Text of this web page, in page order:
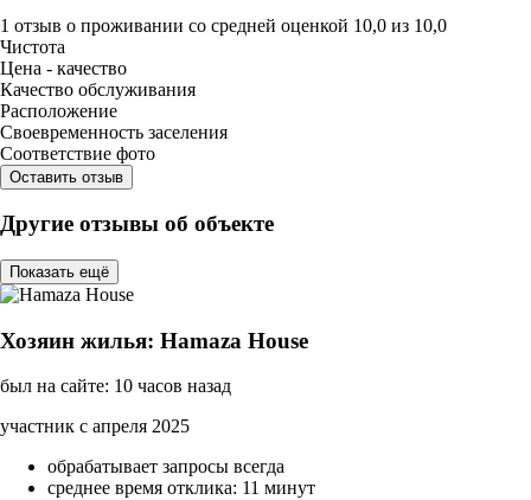
1 отзыв о проживании со средней оценкой 10,0 из 10,0
Чистота
Цена - качество
Качество обслуживания
Расположение
Своевременность заселения
Соответствие фото
Оставить отзыв
Другие отзывы об объекте
Показать ещё
Хозяин жилья: Hamaza House
был на сайте: 10 часов назад
участник с апреля 2025
обрабатывает запросы всегда
среднее время отклика: 11 минут